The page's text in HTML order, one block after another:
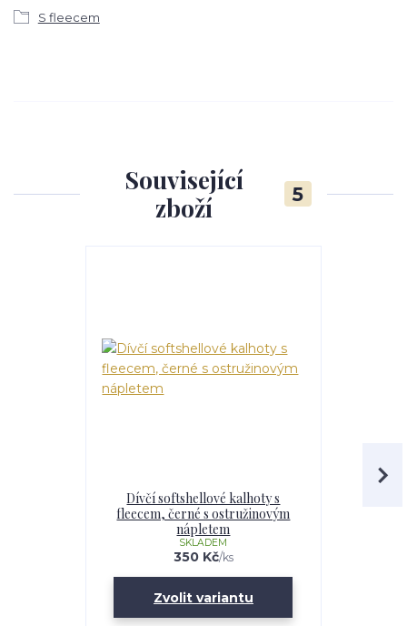
S fleecem
Související
zboží
5
Dívčí softshellové kalhoty s
fleecem, černé s ostružinovým
nápletem
350 Kč/ks
SKLADEM
Zvolit variantu